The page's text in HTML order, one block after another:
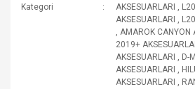
Kategori
AKSESUARLARI ,
AKSESUARLARI ,
,AMAROK CANYON
2019+
AKSESUARLARI , D-
AKSESUARLARI ,
AKSESUARLARI ,